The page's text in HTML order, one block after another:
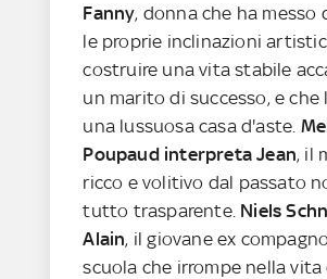
Fanny, donna che ha messo
le proprie inclinazioni
costruire una vita stabile
un marito di successo, e che
una lussuosa casa d'aste.
Poupaud interpreta Jean, il
ricco e volitivo dal passato
tutto trasparente. Niels
Alain, il giovane ex
scuola che irrompe nella vita